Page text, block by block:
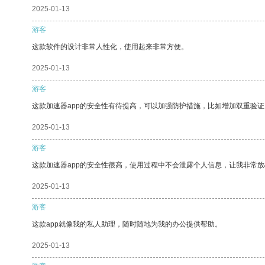
2025-01-13
游客
这款软件的设计非常人性化，使用起来非常方便。
2025-01-13
游客
这款加速器app的安全性有待提高，可以加强防护措施，比如增加双重验
2025-01-13
游客
这款加速器app的安全性很高，使用过程中不会泄露个人信息，让我非常
2025-01-13
游客
这款app就像我的私人助理，随时随地为我的办公提供帮助。
2025-01-13